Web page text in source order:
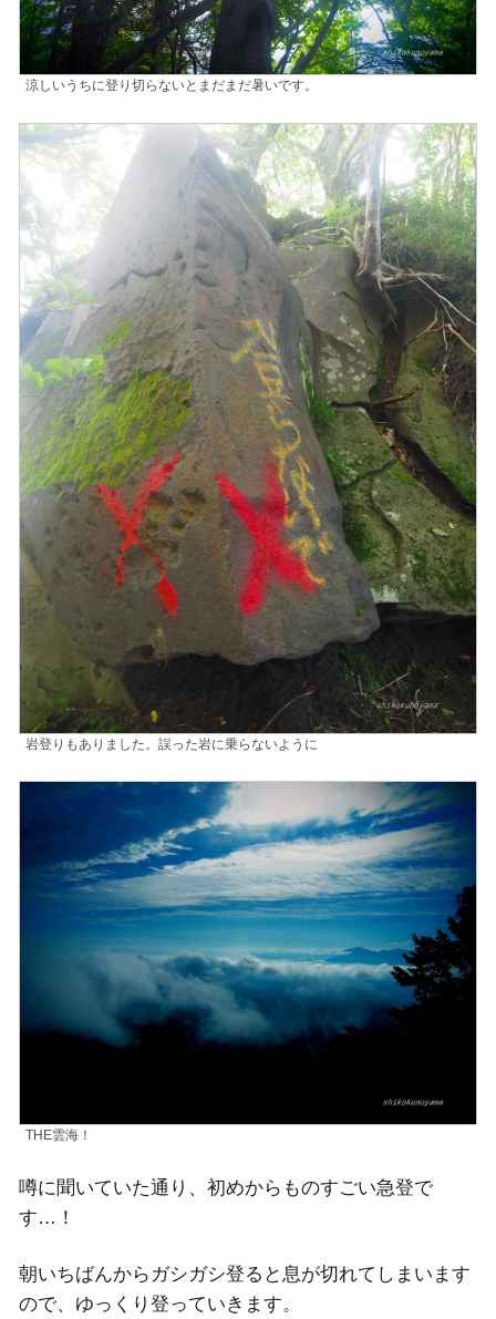
涼しいうちに登り切らないとまだまだ暑いです。
岩登りもありました。誤った岩に乗らないように
THE雲海！
噂に聞いていた通り、初めからものすごい急登で
す…！
朝いちばんからガシガシ登ると息が切れてしまいます
ので、ゆっくり登っていきます。